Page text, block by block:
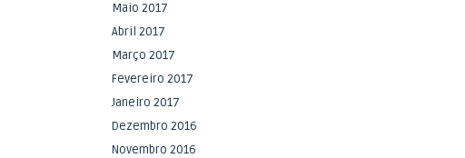
Maio 2017
Abril 2017
Março 2017
Fevereiro 2017
Janeiro 2017
Dezembro 2016
Novembro 2016